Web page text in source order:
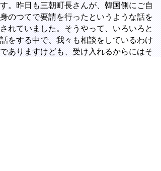
す。昨日も三朝町長さんが、韓国側にご自
身のつてで要請を行ったというような話を
されていました。そうやって、いろいろと
話をする中で、我々も相談をしているわけ
でありますけども、受け入れるからにはそ